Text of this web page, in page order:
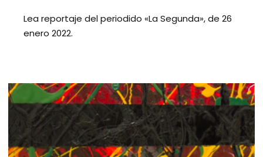
Lea reportaje del periodido «La Segunda», de 26
enero 2022.